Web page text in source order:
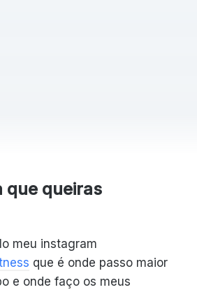
que queiras
meu instagram
que é onde passo maior
e onde faço os meus